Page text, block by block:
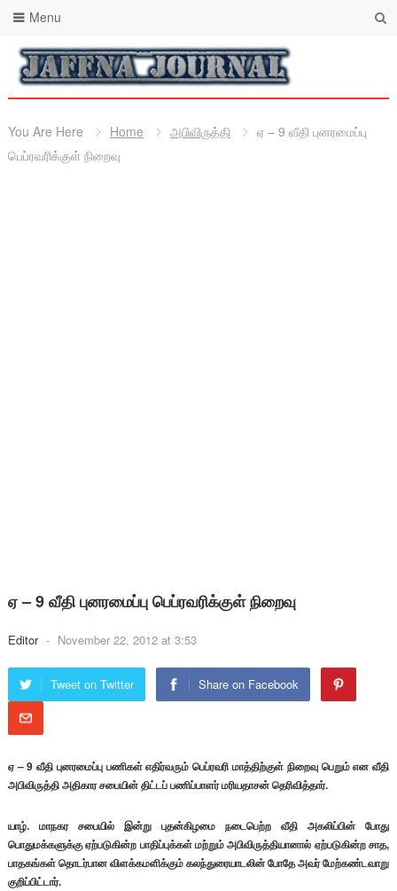
Menu
You Are Here Home அபிவிருத்தி
ஏ – 9 வீதி புனரமைப்பு
பெப்ரவரிக்குள் நிறைவு
ஏ – 9 வீதி புனரமைப்பு பெப்ரவரிக்குள் நிறைவு
Editor - November 22, 2012 at 3:53
Tweet on Twitter Share on Facebook
ஏ – 9 வீதி புனரமைப்பு பணிகள் எதிர்வரும் பெப்ரவரி மாத்திற்குள் நிறைவு பெறும் என வீதி
அபிவிருத்தி அதிகார சபையின் திட்டப் பணிப்பாளர் மரியதாசன் தெரிவித்தார்.
யாழ். மாநகர சபையில் இன்று புதன்கிழமை நடைபெற்ற வீதி அகலிப்பின் போது
பொதுமக்களுக்கு ஏற்படுகின்ற பாதிப்புக்கள் மற்றும் அபிவிருத்தியானால் ஏற்படுகின்ற சாத,
பாதகங்கள் தொடர்பான விளக்கமளிக்கும் கலந்துரையாடலின் போதே அவர் மேற்கண்டவாறு
குறிப்பிட்டார்.